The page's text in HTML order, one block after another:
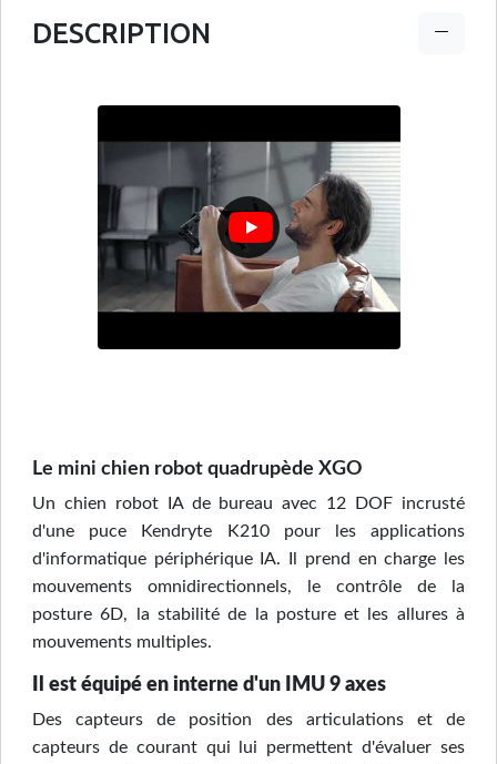
DESCRIPTION
Le mini chien robot quadrupède XGO
Un chien robot IA de bureau avec 12 DOF incrusté
d'une puce Kendryte K210 pour les applications
d'informatique périphérique IA. Il prend en charge les
mouvements omnidirectionnels, le contrôle de la
posture 6D, la stabilité de la posture et les allures à
mouvements multiples.
Il est équipé en interne d'un IMU 9 axes
Des capteurs de position des articulations et de
capteurs de courant qui lui permettent d'évaluer ses